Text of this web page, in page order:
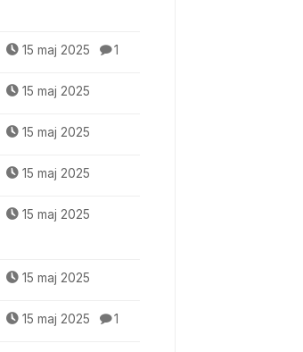
15 maj 2025 1
15 maj 2025
15 maj 2025
15 maj 2025
15 maj 2025
15 maj 2025
15 maj 2025 1